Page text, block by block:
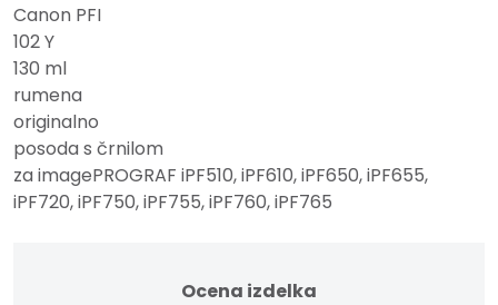
Canon PFI
102 Y
130 ml
rumena
originalno
posoda s črnilom
za imagePROGRAF iPF510, iPF610, iPF650, iPF655,
iPF720, iPF750, iPF755, iPF760, iPF765
Ocena izdelka